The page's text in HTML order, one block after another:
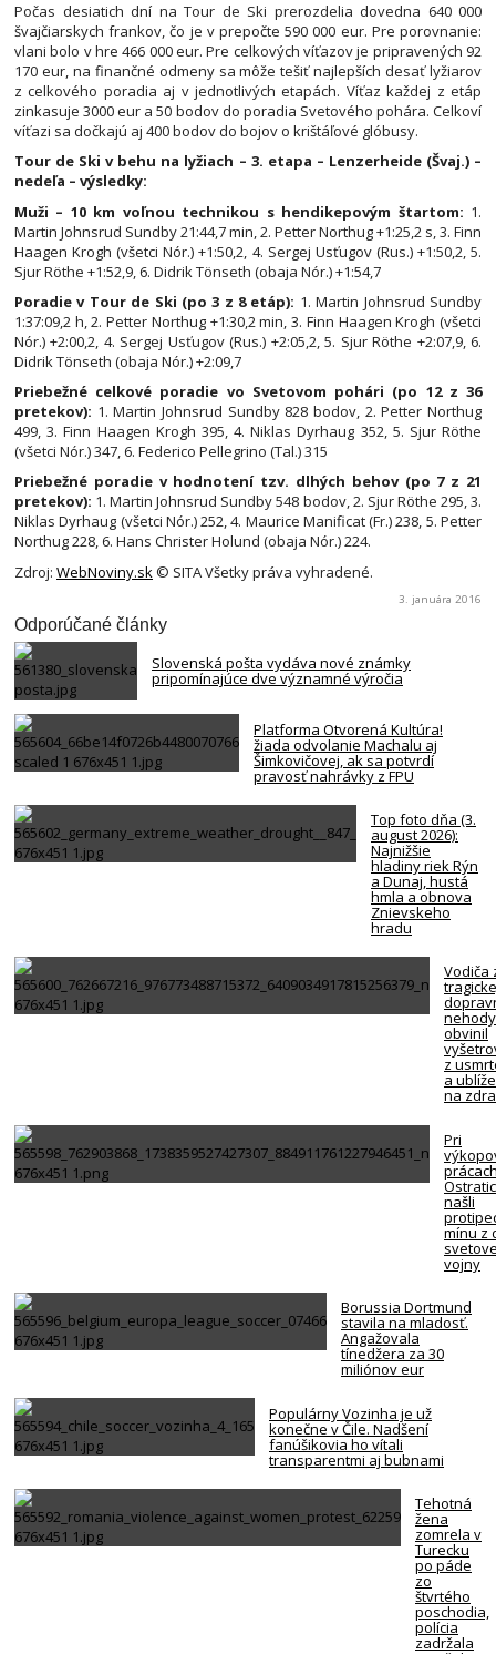
Počas desiatich dní na Tour de Ski prerozdelia dovedna 640 000
švajčiarskych frankov, čo je v prepočte 590 000 eur. Pre porovnanie:
vlani bolo v hre 466 000 eur. Pre celkových víťazov je pripravených 92
170 eur, na finančné odmeny sa môže tešiť najlepších desať lyžiarov
z celkového poradia aj v jednotlivých etapách. Víťaz každej z etáp
zinkasuje 3000 eur a 50 bodov do poradia Svetového pohára. Celkoví
víťazi sa dočkajú aj 400 bodov do bojov o krištáľové glóbusy.
Tour de Ski v behu na lyžiach – 3. etapa – Lenzerheide (Švaj.) –
nedeľa – výsledky:
Muži – 10 km voľnou technikou s hendikepovým štartom: 1.
Martin Johnsrud Sundby 21:44,7 min, 2. Petter Northug +1:25,2 s, 3. Finn
Haagen Krogh (všetci Nór.) +1:50,2, 4. Sergej Usťugov (Rus.) +1:50,2, 5.
Sjur Röthe +1:52,9, 6. Didrik Tönseth (obaja Nór.) +1:54,7
Poradie v Tour de Ski (po 3 z 8 etáp): 1. Martin Johnsrud Sundby
1:37:09,2 h, 2. Petter Northug +1:30,2 min, 3. Finn Haagen Krogh (všetci
Nór.) +2:00,2, 4. Sergej Usťugov (Rus.) +2:05,2, 5. Sjur Röthe +2:07,9, 6.
Didrik Tönseth (obaja Nór.) +2:09,7
Priebežné celkové poradie vo Svetovom pohári (po 12 z 36
pretekov): 1. Martin Johnsrud Sundby 828 bodov, 2. Petter Northug
499, 3. Finn Haagen Krogh 395, 4. Niklas Dyrhaug 352, 5. Sjur Röthe
(všetci Nór.) 347, 6. Federico Pellegrino (Tal.) 315
Priebežné poradie v hodnotení tzv. dlhých behov (po 7 z 21
pretekov): 1. Martin Johnsrud Sundby 548 bodov, 2. Sjur Röthe 295, 3.
Niklas Dyrhaug (všetci Nór.) 252, 4. Maurice Manificat (Fr.) 238, 5. Petter
Northug 228, 6. Hans Christer Holund (obaja Nór.) 224.
Zdroj: WebNoviny.sk © SITA Všetky práva vyhradené.
3. januára 2016
Odporúčané články
Slovenská pošta vydáva nové známky
pripomínajúce dve významné výročia
Platforma Otvorená Kultúra!
žiada odvolanie Machalu aj
Šimkovičovej, ak sa potvrdí
pravosť nahrávky z FPU
Top foto dňa (3.
august 2026):
Najnižšie
hladiny riek Rýn
a Dunaj, hustá
hmla a obnova
Znievskeho
hradu
Vodiča
nehody
obvinil
z
a
na
Pri
našli
mínu z
vojny
Borussia Dortmund
stavila na mladosť.
Angažovala
tínedžera za 30
miliónov eur
Populárny Vozinha je už
konečne v Čile. Nadšení
fanúšikovia ho vítali
transparentmi aj bubnami
Tehotná
žena
zomrela v
Turecku
po páde
zo
štvrtého
poschodia,
polícia
zadržala